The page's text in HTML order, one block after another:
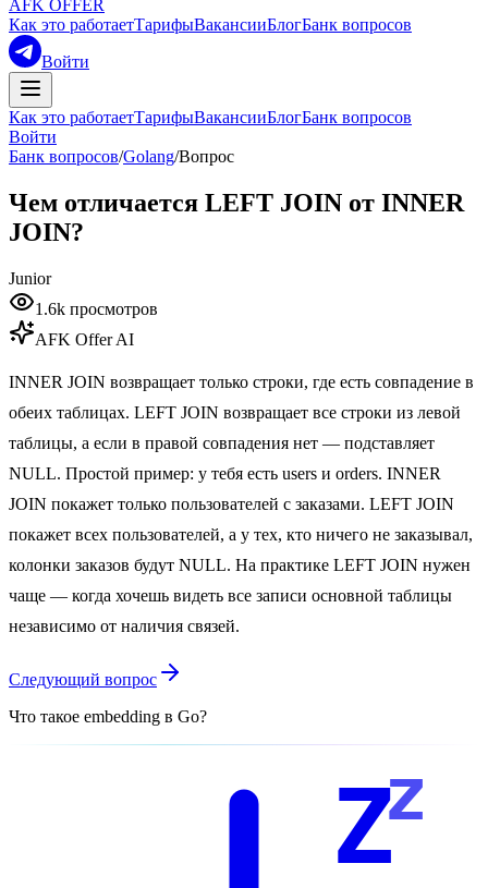
AFK OFFER
Как это работаетТарифыВакансииБлогБанк вопросов
Войти
Как это работаетТарифыВакансииБлогБанк вопросов
Войти
Банк вопросов/Golang/Вопрос
Чем отличается LEFT JOIN от INNER
JOIN?
Junior
1.6k просмотров
AFK Offer AI
INNER JOIN возвращает только строки, где есть совпадение в
обеих таблицах. LEFT JOIN возвращает все строки из левой
таблицы, а если в правой совпадения нет — подставляет
NULL. Простой пример: у тебя есть users и orders. INNER
JOIN покажет только пользователей с заказами. LEFT JOIN
покажет всех пользователей, а у тех, кто ничего не заказывал,
колонки заказов будут NULL. На практике LEFT JOIN нужен
чаще — когда хочешь видеть все записи основной таблицы
независимо от наличия связей.
Следующий вопрос
Что такое embedding в Go?
Zz